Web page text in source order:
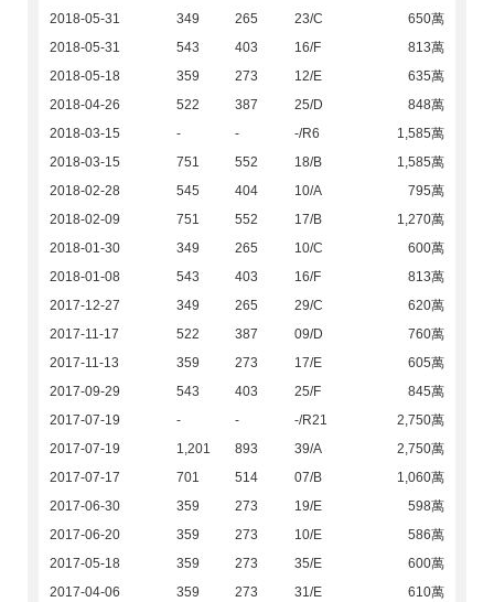
2018-05-31
349 265 23/C
650萬
2018-05-31
543 403 16/F
813萬
2018-05-18
359 273 12/E
635萬
2018-04-26
522 387 25/D
848萬
2018-03-15
- - -/R6
1,585萬
2018-03-15
751 552 18/B
1,585萬
2018-02-28
545 404 10/A
795萬
2018-02-09
751 552 17/B
1,270萬
2018-01-30
349 265 10/C
600萬
2018-01-08
543 403 16/F
813萬
2017-12-27
349 265 29/C
620萬
2017-11-17
522 387 09/D
760萬
2017-11-13
359 273 17/E
605萬
2017-09-29
543 403 25/F
845萬
2017-07-19
- - -/R21
2,750萬
2017-07-19
1,201 893 39/A
2,750萬
2017-07-17
701 514 07/B
1,060萬
2017-06-30
359 273 19/E
598萬
2017-06-20
359 273 10/E
586萬
2017-05-18
359 273 35/E
600萬
2017-04-06
359 273 31/E
610萬